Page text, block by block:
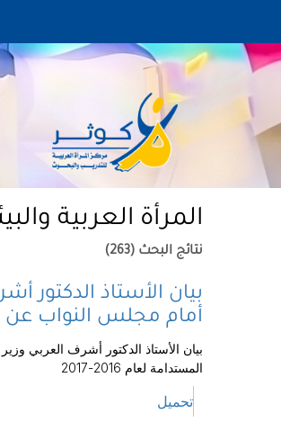
المرأة العربية
نتائج البحث (263)
بيان الأستاذ الدكتور
أمام مجلس النواب عن
بيان الأستاذ الدكتور أشرف العربي
المستدامة لعام 2016-2017
تحميل